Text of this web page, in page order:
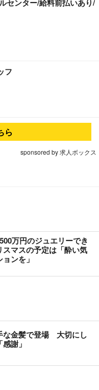
センター/給料前払いあり/
フ
ら
sponsored by 求人ボックス
万円のジュエリーでき
マスの予定は「酔い気
ンを」
な金髪で登場 大切にし
謝」